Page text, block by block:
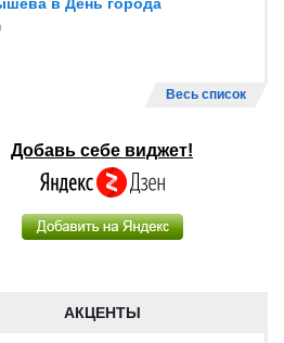
Весь список
Добавь себе виджет!
АКЦЕНТЫ